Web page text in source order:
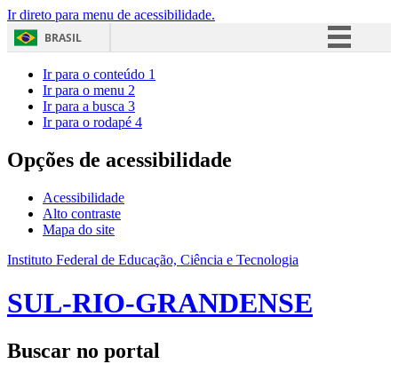
Ir direto para menu de acessibilidade.
BRASIL
Acesso à informação
Ir para o conteúdo 1
Ir para o menu 2
Ir para a busca 3
Ir para o rodapé 4
Opções de acessibilidade
Acessibilidade
Alto contraste
Mapa do site
Instituto Federal de Educação, Ciência e Tecnologia
SUL-RIO-GRANDENSE
Buscar no portal